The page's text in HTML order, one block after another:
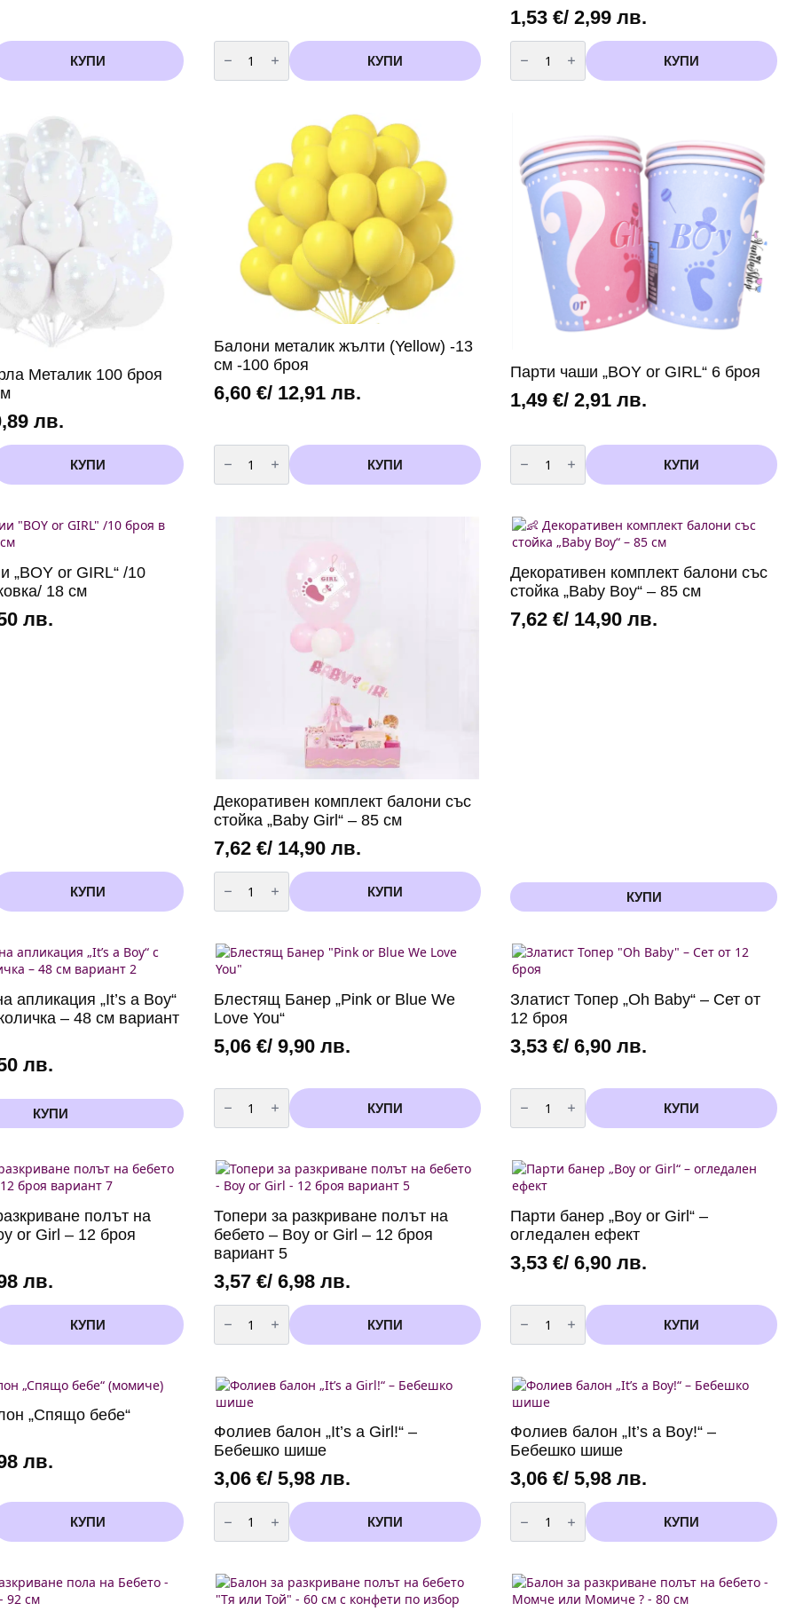
КУПИ
количество
за
Балони
металик
КУПИ
1,53€/ 2,99 лв.
количество
за
Балони
Металик
цикламени
13
см
КУПИ
Металик 100 броя
лв.
КУПИ
Балони металик жълти (Yellow) -13
см -100 броя
6,60 €/ 12,91 лв.
количество
за
Балони
металик
КУПИ
Парти чаши „BOY or GIRL“ 6 броя
1,49€/ 2,91 лв.
количество
за
Парти
чаши
GIRL"
6
броя
КУПИ
„BOY or GIRL“ /10
18 см
лв.
КУПИ
Декоративен комплект балони със
стойка „Baby Girl“ – 85 см
7,62 €/ 14,90 лв.
количество
за
Декоративен
комплект
стойка
„Baby
Girl“
85
см
КУПИ
Декоративен комплект балони със
стойка „Baby Boy“ – 85 см
7,62€/ 14,90 лв.
КУПИ
апликация „It’s a Boy“
– 48 см вариант
лв.
КУПИ
Блестящ Банер „Pink or Blue We
Love You“
5,06 €/ 9,90 лв.
количество
за
Блестящ
Банер
Blue
We
Love
КУПИ
Златист Топер „Oh Baby“ – Сет от
12 броя
3,53€/ 6,90 лв.
количество
за
Златист
Топер
–
Сет
от
броя
КУПИ
полът на
or Girl – 12 броя
лв.
КУПИ
Топери за разкриване полът на
бебето – Boy or Girl – 12 броя
вариант 5
3,57 €/ 6,98 лв.
количество
за
Топери
за
на
бебето
-
or
Girl
-
12
броя
5
КУПИ
Парти банер „Boy or Girl“ –
огледален ефект
3,53€/ 6,90 лв.
количество
за
Парти
банер
Girl“
–
огледален
КУПИ
„Спящо бебе“
лв.
КУПИ
Фолиев балон „It’s a Girl!“ –
Бебешко шише
3,06 €/ 5,98 лв.
количество
за
Фолиев
балон
Girl!“
–
Бебешко
КУПИ
Фолиев балон „It’s a Boy!“ –
Бебешко шише
3,06€/ 5,98 лв.
количество
за
Фолиев
балон
Boy!“
–
Бебешко
КУПИ